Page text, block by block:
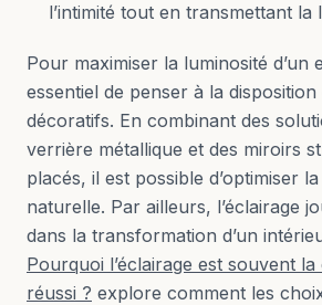
l’intimité tout en transmettant la
Pour maximiser la luminosité d’un
essentiel de penser à la
décoratifs. En combinant des
verrière métallique et des miroirs
placés, il est possible d’optimiser
naturelle. Par ailleurs, l’éclairage
dans la transformation d’un
Pourquoi l’éclairage est souvent la
réussi ? explore comment les